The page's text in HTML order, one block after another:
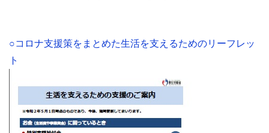
○コロナ支援策をまとめた生活を支えるためのリーフレッ
ト